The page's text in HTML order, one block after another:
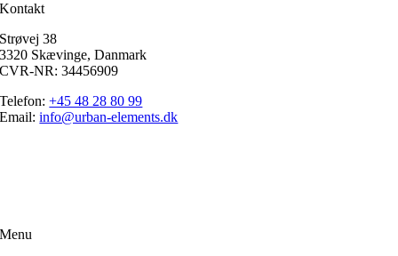
Kontakt
Strøvej 38
3320 Skævinge, Danmark
CVR-NR: 34456909
Telefon:+45 48 28 80 99
Email:info@urban-elements.dk
Menu